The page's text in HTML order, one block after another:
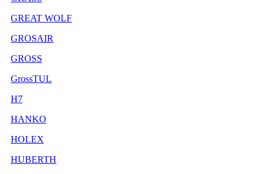
GREAT WOLF
GROSAIR
GROSS
GrossTUL
H7
HANKO
HOLEX
HUBERTH